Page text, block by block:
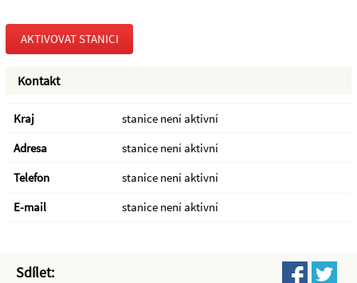
AKTIVOVAT STANICI
Kontakt
Kraj
stanice není aktivní
Adresa
stanice není aktivní
Telefon
stanice není aktivní
E-mail
stanice není aktivní
Sdílet: